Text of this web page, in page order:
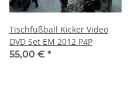
Tischfußball Kicker Video
DVD Set EM 2012 P4P
55,00 € *